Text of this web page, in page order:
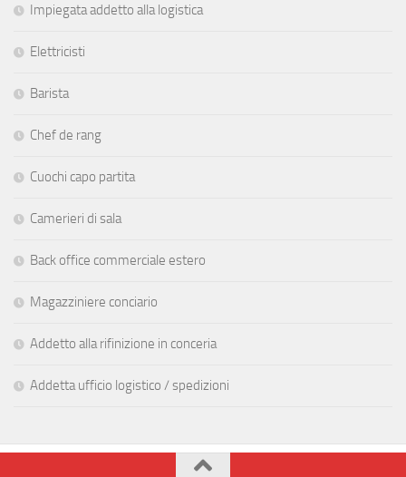
Impiegata addetto alla logistica
Elettricisti
Barista
Chef de rang
Cuochi capo partita
Camerieri di sala
Back office commerciale estero
Magazziniere conciario
Addetto alla rifinizione in conceria
Addetta ufficio logistico / spedizioni